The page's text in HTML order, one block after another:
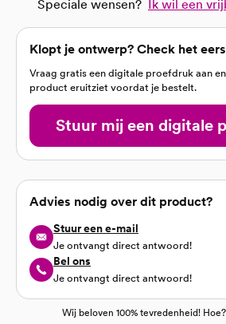
Speciale wensen? Ik wil een
Klopt je ontwerp? Check het
Vraag gratis een digitale proefdruk aan
product eruitziet voordat je bestelt.
Stuur mij een digitale
Advies nodig over dit product?
Stuur een e-mail
Je ontvangt direct antwoord!
Bel ons
Je ontvangt direct antwoord!
Wij beloven 100% tevredenheid! Hoe?